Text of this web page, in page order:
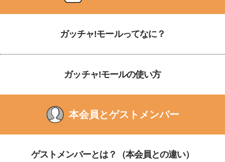
ガッチャ!モールってなに？
ガッチャ!モールの使い方
本会員とゲストメンバー
ゲストメンバーとは？（本会員との違い）